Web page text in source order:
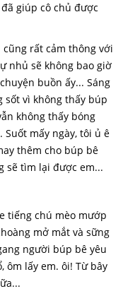
giúp cô chủ được
rất cảm thông với
nhủ sẽ không bao giờ
buồn ấy... Sáng
sốt vì không thấy búp
không thấy bóng
mấy ngày, tôi ủ ê
thêm cho búp bê
sẽ tìm lại được em...
tiếng chú mèo mướp
mở mắt và sững
người búp bê yêu
ôm lấy em. ôi! Từ bây